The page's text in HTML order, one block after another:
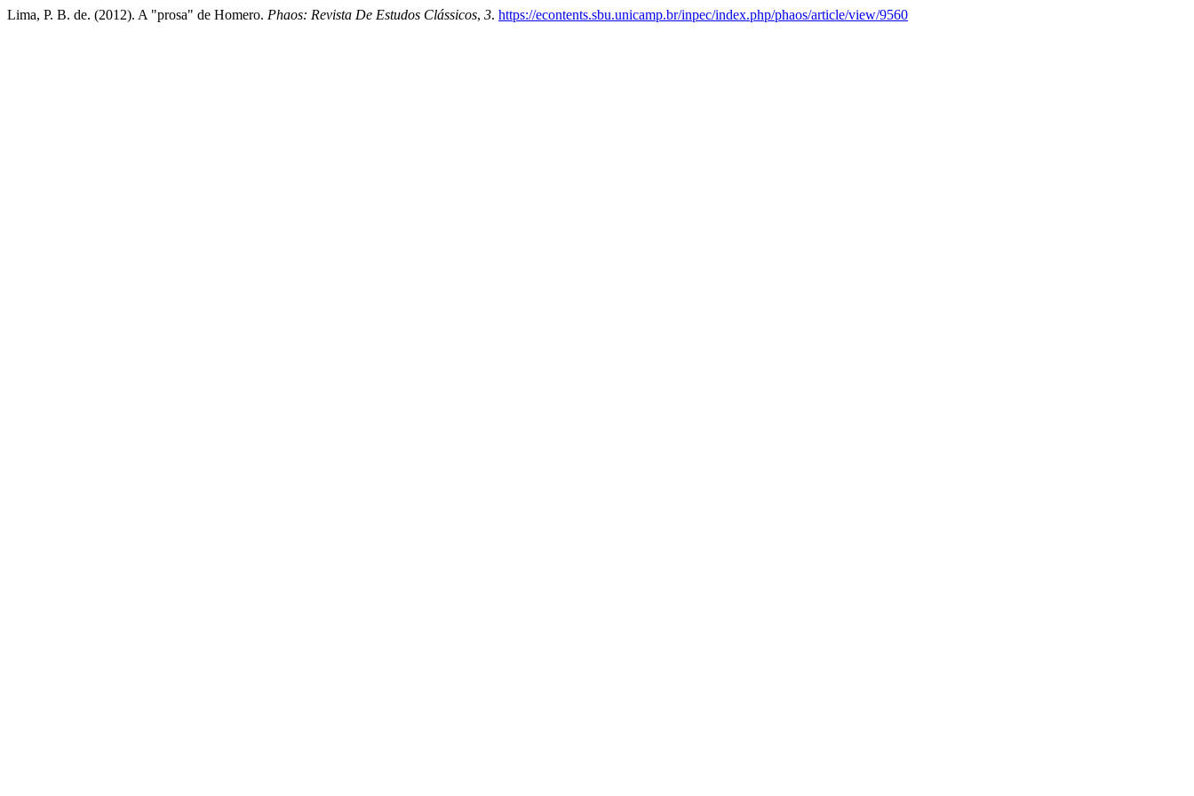
Lima, P. B. de. (2012). A "prosa" de Homero. Phaos: Revista De Estudos Clássicos, 3. https://econtents.sbu.unicamp.br/inpec/index.php/phaos/article/view/9560